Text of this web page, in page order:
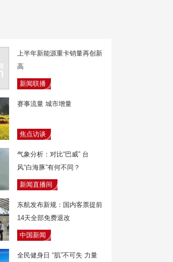
上半年新能源重卡销量再创新
高
新闻联播
赛事流量 城市增量
焦点访谈
气象分析：对比“巴威” 台
风“白海豚”有何不同？
新闻直播间
东航发布新规：国内客票提前
14天全部免费退改
中国新闻
全民健身日 “肌”不可失 力量